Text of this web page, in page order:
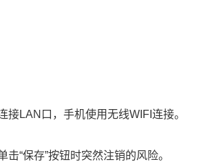
LAN口，手机使用无线WIFI连接。
“保存”按钮时突然注销的风险。